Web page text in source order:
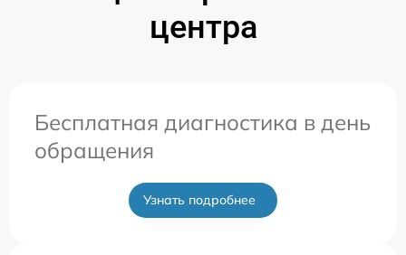
центра
Бесплатная диагностика в день
обращения
Узнать подробнее